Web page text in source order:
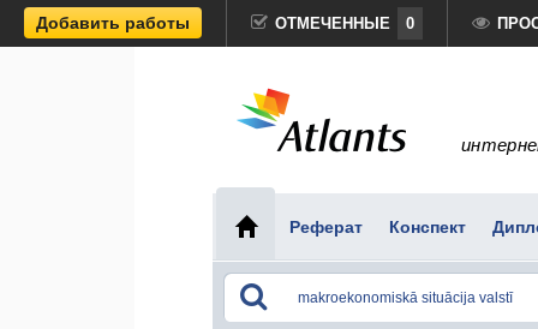
Добавить работы ОТМЕЧЕННЫЕ 0
Реферат Конспект